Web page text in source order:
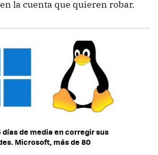
la cuenta que quieren robar.
días de media en corregir sus
Microsoft, más de 80